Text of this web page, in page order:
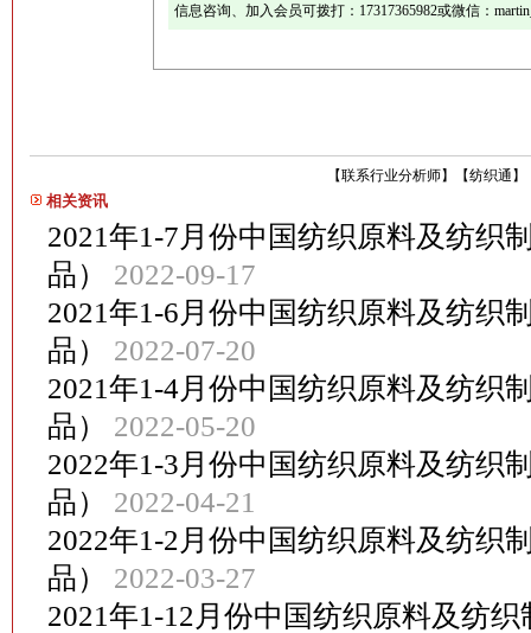
信息咨询、加入会员可拨打：17317365982或微信：
【纺织通 】
【联系行业分析师】
相关资讯
2021年1-7月份中国纺织原料及纺织
品）
2022-09-17
2021年1-6月份中国纺织原料及纺织
品）
2022-07-20
2021年1-4月份中国纺织原料及纺织
品）
2022-05-20
2022年1-3月份中国纺织原料及纺织
品）
2022-04-21
2022年1-2月份中国纺织原料及纺织
品）
2022-03-27
2021年1-12月份中国纺织原料及纺